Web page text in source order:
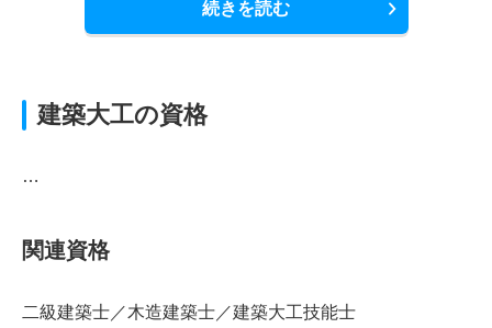
続きを読む
建築大工の資格
…
関連資格
二級建築士／木造建築士／建築大工技能士